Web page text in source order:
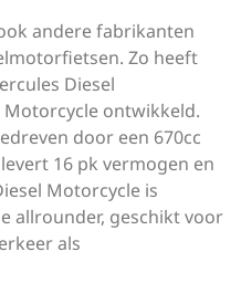
andere fabrikanten
Zo heeft
Diesel
Motorcycle ontwikkeld.
door een 670cc
16 pk vermogen en
Motorcycle is
allrounder, geschikt voor
als